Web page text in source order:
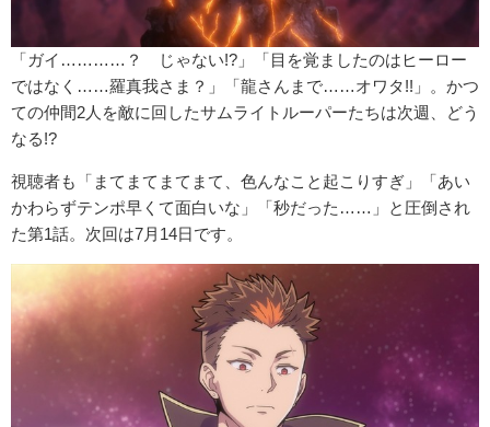
「ガイ…………？ じゃない!?」「目を覚ましたのはヒーロー
ではなく……羅真我さま？」「龍さんまで……オワタ!!」。かつ
ての仲間2人を敵に回したサムライトルーパーたちは次週、どう
なる!?
視聴者も「まてまてまてまて、色んなこと起こりすぎ」「あい
かわらずテンポ早くて面白いな」「秒だった……」と圧倒され
た第1話。次回は7月14日です。